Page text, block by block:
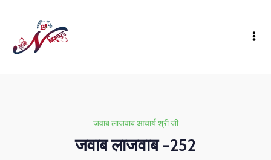
जवाब लाजवाब आचार्य श्री जी
जवाब लाजवाब -252